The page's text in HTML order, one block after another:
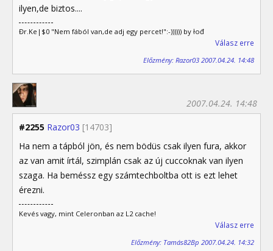
ilyen,de biztos....
Đr.Ke|$0 "Nem fából van,de adj egy percet!":-)))))) by łođ
Válasz erre
Előzmény: Razor03 2007.04.24. 14:48
#2255 Razor03 [14703]
2007.04.24. 14:48
Ha nem a tápból jön, és nem bödüs csak ilyen fura, akkor
az van amit írtál, szimplán csak az új cuccoknak van ilyen
szaga. Ha beméssz egy számtechboltba ott is ezt lehet
érezni.
Kevés vagy, mint Celeronban az L2 cache!
Válasz erre
Előzmény: Tamás82Bp 2007.04.24. 14:32